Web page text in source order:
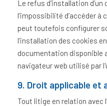
Le refus d’installation
l’impossibilité d’accéder à
peut toutefois configurer
l’installation des cookies
documentation disponible
navigateur web utilisé par
9. Droit applicable
Tout litige en relation